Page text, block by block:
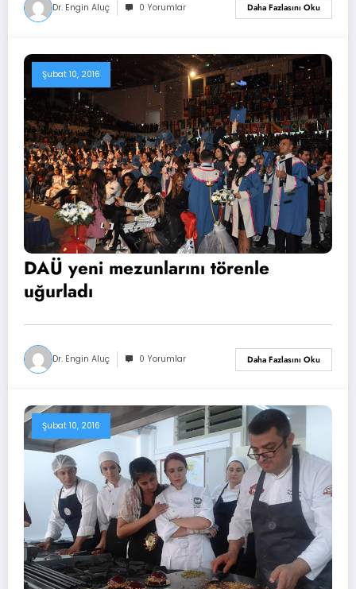
Dr. Engin Aluç 0 Yorumlar Daha Fazlasını Oku
Şubat 10, 2016
DAÜ yeni mezunlarını törenle
uğurladı
Dr. Engin Aluç 0 Yorumlar Daha Fazlasını Oku
Şubat 10, 2016